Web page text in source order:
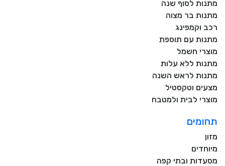
מתנות לסוף שנה
מתנות בר מצוה
רכב וקמפינג
מתנות עם תוספת
מוצרי חשמל
מתנות ללא עלות
מתנות לראש השנה
מצעים וטקסטיל
מוצרי לבית ולמטבח
תחומים
מזון
מיוחדים
מסעדות ובתי קפה